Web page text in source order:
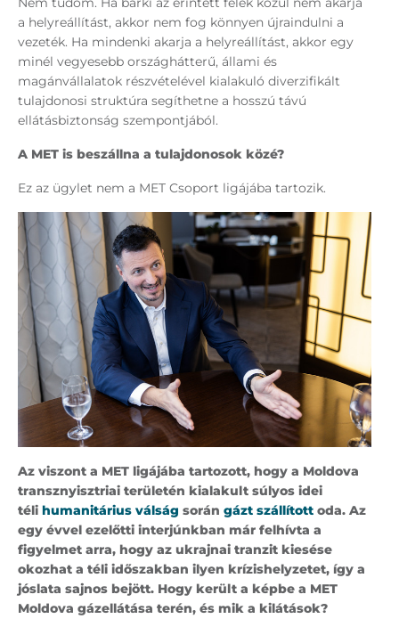
a helyreállítást, akkor nem fog könnyen újraindulni a
vezeték. Ha mindenki akarja a helyreállítást, akkor egy
minél vegyesebb országhátterű, állami és
magánvállalatok részvételével kialakuló diverzifikált
tulajdonosi struktúra segíthetne a hosszú távú
ellátásbiztonság szempontjából.
A MET is beszállna a tulajdonosok közé?
Ez az ügylet nem a MET Csoport ligájába tartozik.
Az viszont a MET ligájába tartozott, hogy a Moldova
transznyisztriai területén kialakult súlyos idei
téli humanitárius válság során gázt szállított oda. Az
egy évvel ezelőtti interjúnkban már felhívta a
figyelmet arra, hogy az ukrajnai tranzit kiesése
okozhat a téli időszakban ilyen krízishelyzetet, így a
jóslata sajnos bejött. Hogy került a képbe a MET
Moldova gázellátása terén, és mik a kilátások?